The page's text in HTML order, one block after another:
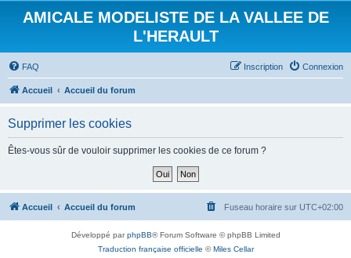
AMICALE MODELISTE DE LA VALLEE DE
L'HERAULT
FAQ Connexion
Inscription
Accueil Accueil du forum
Supprimer les cookies
Êtes-vous sûr de vouloir supprimer les cookies de ce forum ?
Accueil Accueil du forum Fuseau horaire sur UTC+02:00
Développé parphpBB® Forum Software © phpBB Limited
Traduction française officielle ©Miles Cellar